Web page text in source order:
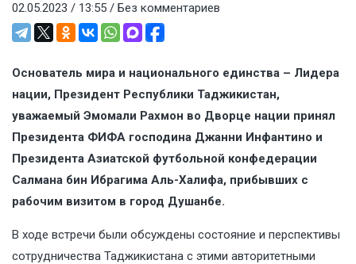
02.05.2023 / 13:55 / Без комментариев
Основатель мира и национального единства – Лидера
нации, Президент Республики Таджикистан,
уважаемый Эмомали Рахмон во Дворце нации принял
Президента ФИФА господина Джанни Инфантино и
Президента Азиатской футбольной конфедерации
Салмана бин Ибрагима Аль-Халифа, прибывших с
рабочим визитом в город Душанбе.
В ходе встречи были обсуждены состояние и перспективы
сотрудничества Таджикистана с этими авторитетными